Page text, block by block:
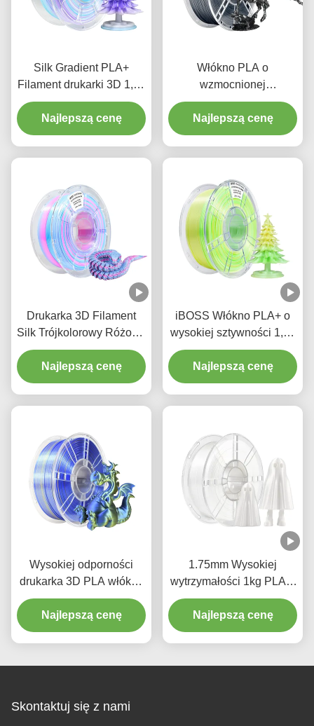
Silk Gradient PLA+
Filament drukarki 3D 1,75
mm, gradient biały
fioletowy niebieski 1 kg
szpula Tri Color 3D
Najlepszą cenę
Włókno PLA o
wzmocnionej
wytrzymałości 100%
wolne od pęcherzyków
Najlepszą cenę
Drukarka 3D Filament
Silk Trójkolorowy Różowy
Czerwony Niebieski Biały
1000g Dokładność
wymiarowa +/- 0,02mm
Najlepszą cenę
iBOSS Włókno PLA+ o
wysokiej sztywności 1,75
mm Włókno do druku 3D
żółtego, zielonego,
białego
Najlepszą cenę
Wysokiej odporności
drukarka 3D PLA włókna
jedwabia Dwukolorowy
Błękitny Złoty 1,75mm
Druk 3D
Najlepszą cenę
1.75mm Wysokiej
wytrzymałości 1kg PLA +
jedwab biały filament
drukarki 3D z
zamówieniem na
Najlepszą cenę
Skontaktuj się z nami